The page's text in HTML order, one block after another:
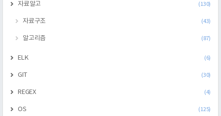
자료알고 (130)
자료구조 (43)
알고리즘 (87)
ELK (6)
GIT (30)
REGEX (4)
OS (125)